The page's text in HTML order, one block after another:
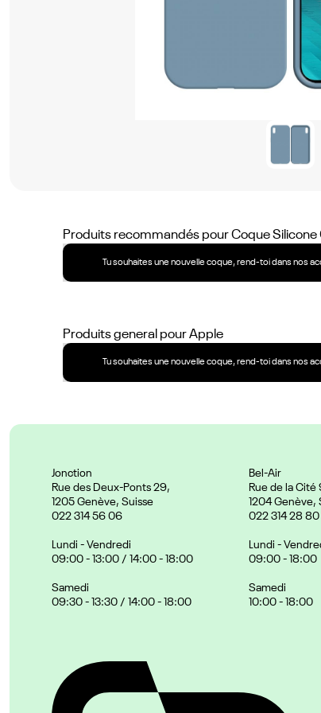
Produits recommandés pourCoque
Tu souhaites une nouvelle coque, rend-toi dans nos
Produits general pourApple
Tu souhaites une nouvelle coque, rend-toi dans nos
Jonction
Rue des Deux-Ponts 29,
1205 Genève, Suisse
022 314 56 06
Lundi - Vendredi
09:00 - 13:00 / 14:00 - 18:00
Samedi
09:30 - 13:30 / 14:00 - 18:00
Bel-Air
Rue de la Cité
1204 Genève,
022 314 28 80
Lundi -
09:00 - 18:00
Samedi
10:00 - 18:00